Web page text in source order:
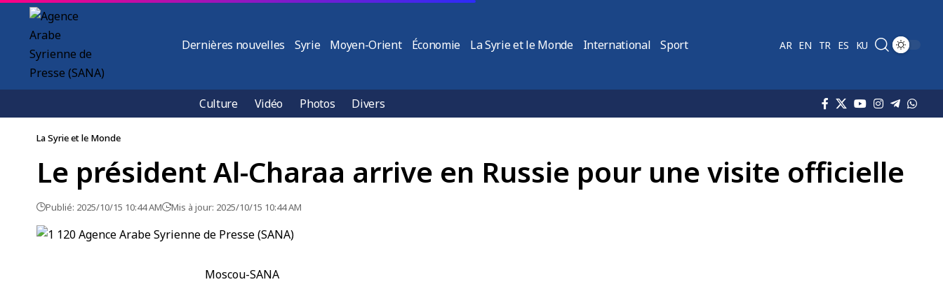
Dernières nouvelles Syrie Moyen-Orient Économie La Syrie et le Monde International Sport AR EN TR ES KU
Culture Vidéo Photos Divers
La Syrie et le Monde
Le président Al-Charaa arrive en Russie pour une visite officielle
Publié: 2025/10/15 10:44 AM Mis à jour: 2025/10/15 10:44 AM
Moscou-SANA